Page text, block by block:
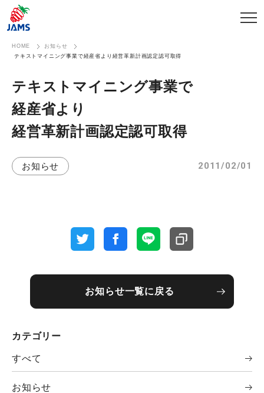
HOME
お知らせ
テキストマイニング事業で経産省より経営革新計画認定認可取得
テキストマイニング事業で​
経産省より​
経営革新計画認定認可取得
お知らせ 2011/02/01
お知らせ一覧に戻る
カテゴリー
すべて
お知らせ